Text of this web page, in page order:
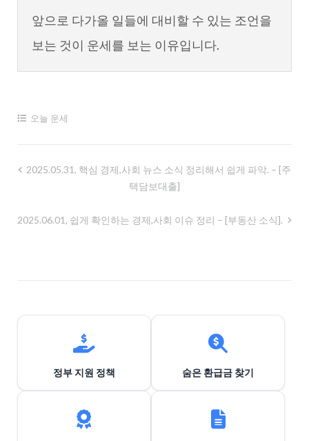
앞으로 다가올 일들에 대비할 수 있는 조언을
보는 것이 운세를 보는 이유입니다.
오늘 운세
글2025.05.31, 핵심 경제,사회 뉴스 소식 정리해서 쉽게 파악. – [주
택담보대출]
2025.06.01, 쉽게 확인하는 경제,사회 이슈 정리 – [부동산 소식].
정부 지원 정책 숨은 환급금 찾기